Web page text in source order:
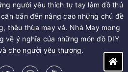
người yêu thích tự tay làm đồ thủ
bản đến nâng cao những chủ đề
thêu thùa may vá. Nhà May mong
về ý nghĩa của những món đồ DIY
cho người yêu thương.